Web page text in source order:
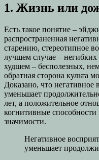
1. Жизнь или
Есть такое понятие –
распространенная
старению, стереотипное
лучшем случае –
худшем – бесполезных,
обратная сторона культа
Доказано, что негативное
уменьшает
лет, а положительное
когнитивные способности
значимости.
Негативное
уменьшает